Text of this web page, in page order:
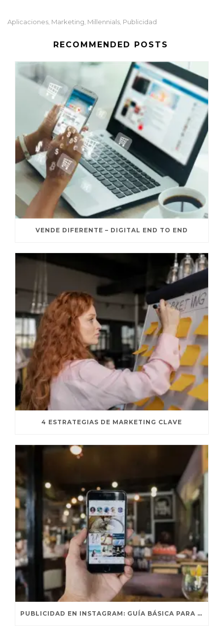
Aplicaciones Marketing Millennials Publicidad
RECOMMENDED POSTS
VENDE DIFERENTE – DIGITAL END TO END
4 ESTRATEGIAS DE MARKETING CLAVE
PUBLICIDAD EN INSTAGRAM: GUÍA BÁSICA PARA ENTENDER AL ALGORITMO